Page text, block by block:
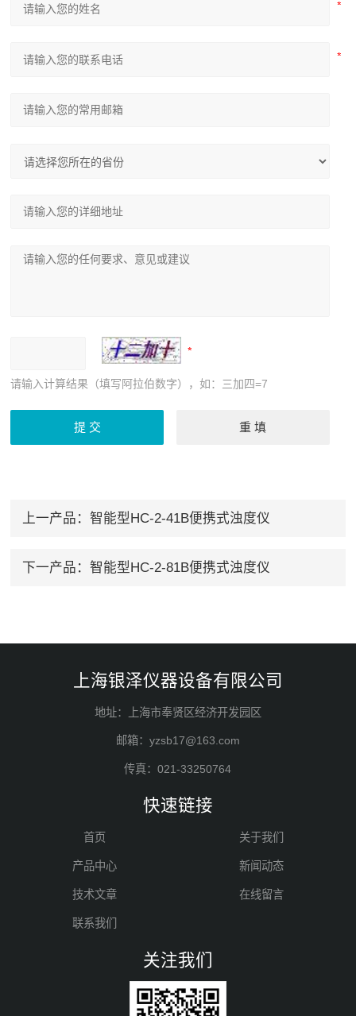
请输入计算结果（填写阿拉伯数字），如：三加四=7
上一产品： 智能型HC-2-41B便携式浊度仪
下一产品： 智能型HC-2-81B便携式浊度仪
上海银泽仪器设备有限公司
地址：上海市奉贤区经济开发园区
邮箱：yzsb17@163.com
传真：021-33250764
快速链接
首页 关于我们
产品中心 新闻动态
技术文章 在线留言
联系我们
关注我们